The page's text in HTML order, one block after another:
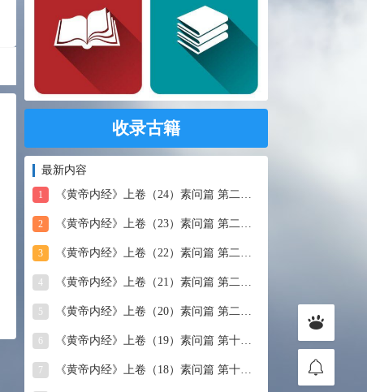
收录古籍
最新内容
1 《黄帝内经》上卷（24）素问篇 第二十四篇 血气形志篇第
2 《黄帝内经》上卷（23）素问篇 第二十三篇 宣明五气
3 《黄帝内经》上卷（22）素问篇 第二十二篇 藏气法时论
4 《黄帝内经》上卷（21）素问篇 第二十一篇 经脉别论
5 《黄帝内经》上卷（20）素问篇 第二十篇 三部九候论
6 《黄帝内经》上卷（19）素问篇 第十九篇 玉机真藏论
7 《黄帝内经》上卷（18）素问篇 第十八篇 平人气象论